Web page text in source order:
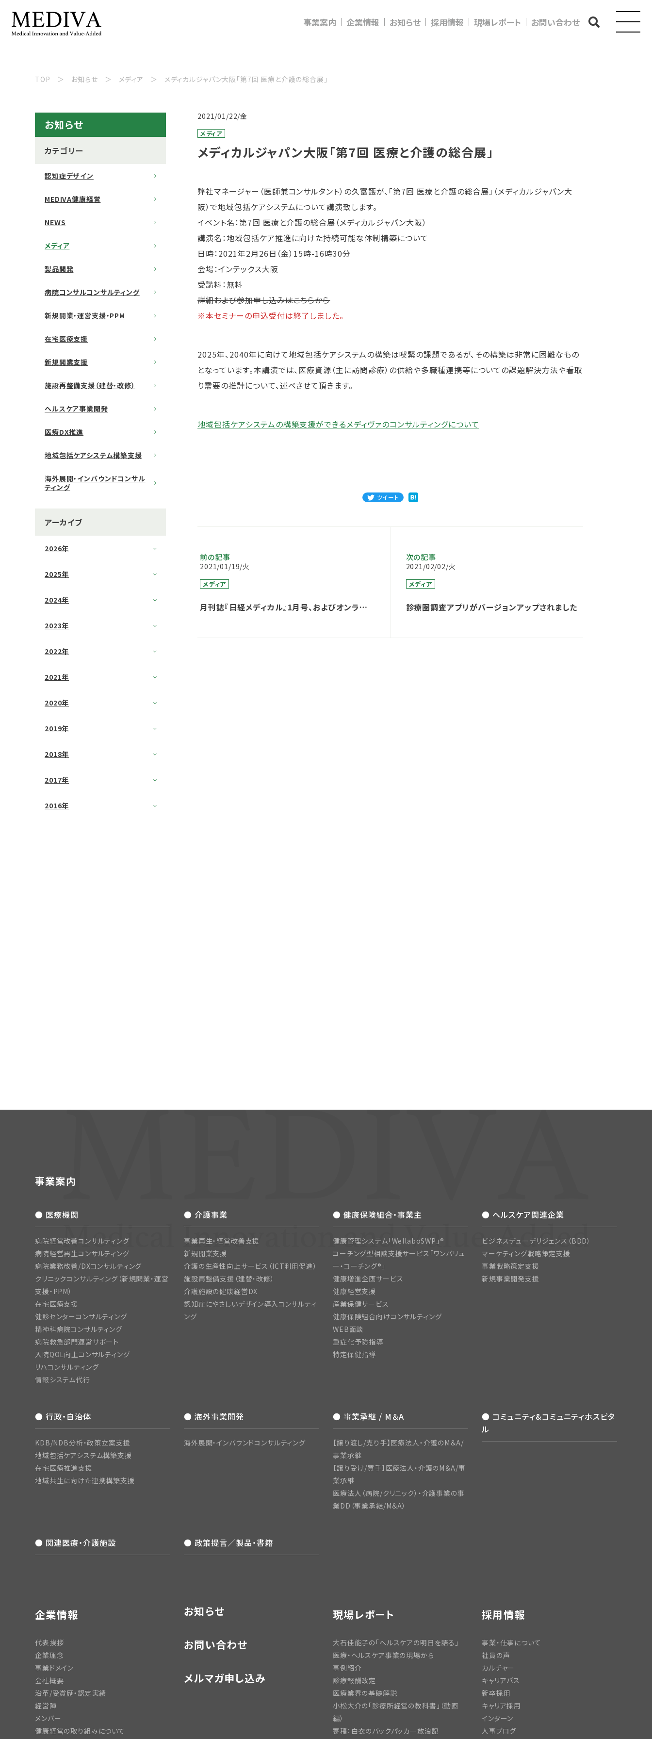
事業案内 企業情報 お知らせ 採用情報 現場レポート お問い合わせ
TOP お知らせ メディア メディカルジャパン大阪「第7回 医療と介護の総合展」
お知らせ
カテゴリー
認知症デザイン
MEDIVA健康経営
NEWS
メディア
製品開発
病院コンサルコンサルティング
新規開業・運営支援・PPM
在宅医療支援
新規開業支援
施設再整備支援（建替・改修）
ヘルスケア事業開発
医療DX推進
地域包括ケアシステム構築支援
海外展開・インバウンドコンサル
ティング
アーカイブ
2026年
2025年
2024年
2023年
2022年
2021年
2020年
2019年
2018年
2017年
2016年
2021/01/22/金
メディア
メディカルジャパン大阪「第7回 医療と介護の総合展」
弊社マネージャー（医師兼コンサルタント）の久富護が、「第7回 医療と介護の総合展」（メディカルジャパン大
阪）で地域包括ケアシステムについて講演致します。
イベント名：第7回 医療と介護の総合展（メディカルジャパン大阪）
講演名：地域包括ケア推進に向けた持続可能な体制構築について
日時：2021年2月26日（金）15時-16時30分
会場：インテックス大阪
受講料：無料
詳細および参加申し込みはこちらから
※本セミナーの申込受付は終了しました。
2025年、2040年に向けて地域包括ケアシステムの構築は喫緊の課題であるが、その構築は非常に困難なもの
となっています。本講演では、医療資源（主に訪問診療）の供給や多職種連携等についての課題解決方法や看取
り需要の推計について、述べさせて頂きます。
地域包括ケアシステムの構築支援ができるメディヴァのコンサルティングについて
ツイート
前の記事
2021/01/19/火
メディア
月刊誌『日経メディカル』1月号、およびオンライン
次の記事
2021/02/02/火
メディア
診療圏調査アプリがバージョンアップされました
事業案内
● 医療機関
病院経営改善コンサルティング
病院経営再生コンサルティング
病院業務改善/DXコンサルティング
クリニックコンサルティング（新規開業・運営
支援・PPM）
在宅医療支援
健診センターコンサルティング
精神科病院コンサルティング
病院救急部門運営サポート
入院QOL向上コンサルティング
リハコンサルティング
情報システム代行
● 介護事業
事業再生・経営改善支援
新規開業支援
介護の生産性向上サービス（ICT利用促進）
施設再整備支援（建替・改修）
介護施設の健康経営DX
認知症にやさしいデザイン導入コンサルティ
ング
● 健康保険組合・事業主
健康管理システム「WellaboSWP」®
コーチング型相談支援サービス「ワンバリュ
ー・コーチング®」
健康増進企画サービス
健康経営支援
産業保健サービス
健康保険組合向けコンサルティング
WEB面談
重症化予防指導
特定保健指導
● ヘルスケア関連企業
ビジネスデューデリジェンス（BDD）
マーケティング戦略策定支援
事業戦略策定支援
新規事業開発支援
● 行政・自治体
KDB/NDB分析・政策立案支援
地域包括ケアシステム構築支援
在宅医療推進支援
地域共生に向けた連携構築支援
● 海外事業開発
海外展開・インバウンドコンサルティング
● 事業承継 / M＆A
【譲り渡し/売り手】医療法人・介護のM＆A/
事業承継
【譲り受け/買手】医療法人・介護のM＆A/事
業承継
医療法人（病院/クリニック）・介護事業の事
業DD（事業承継/M＆A）
● コミュニティ&コミュニティホスピタ
ル
● 関連医療・介護施設 ● 政策提言／製品・書籍
企業情報
代表挨拶
企業理念
事業ドメイン
会社概要
沿革/受賞歴・認定実績
経営陣
メンバー
健康経営の取り組みについて
お知らせ
お問い合わせ
メルマガ申し込み
現場レポート
大石佳能子の「ヘルスケアの明日を語る」
医療・ヘルスケア事業の現場から
事例紹介
診療報酬改定
医療業界の基礎解説
小松大介の「診療所経営の教科書」（動画
編）
寄稿：白衣のバックパッカー放浪記
採用情報
事業・仕事について
社員の声
カルチャー
キャリアパス
新卒採用
キャリア採用
インターン
人事ブログ